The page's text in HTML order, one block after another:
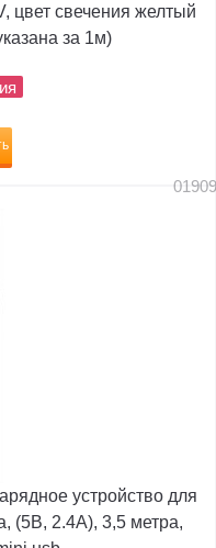
цвет свечения желтый
за 1м)
устройство для
(5В, 2.4А), 3,5 метра,